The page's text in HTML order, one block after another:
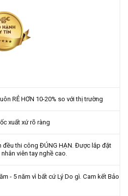
RẺ HƠN 10-20% so với thị trường
xuất xứ rõ ràng
thi công ĐÚNG HẠN. Được lắp đặt
viên tay nghề cao.
- 5 năm vì bất cứ Lý Do gì. Cam kết Bảo